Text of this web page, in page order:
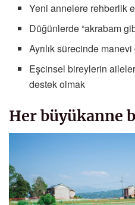
Yeni annelere rehberlik
Düğünlerde “akrabam
Ayrılık sürecinde
Eşcinsel bireylerin
destek olmak
Her büyükanne